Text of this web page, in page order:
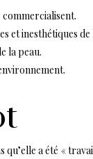
commercialisent.
et inesthétiques de
la peau.
qu’elle a été «